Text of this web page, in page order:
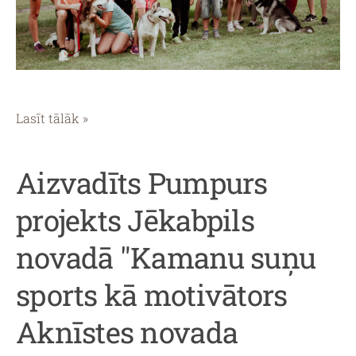
Lasīt tālāk »
Aizvadīts Pumpurs
projekts Jēkabpils
novadā "Kamanu suņu
sports kā motivātors
Aknīstes novada